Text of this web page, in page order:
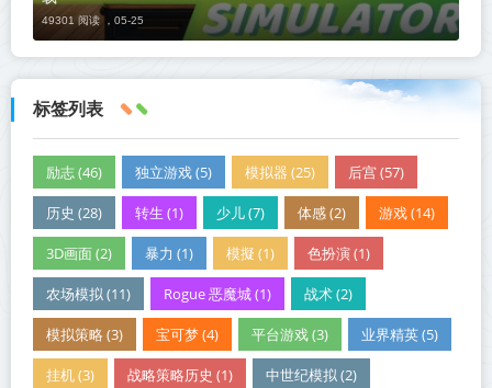
49301 阅读 ， 05-25
标签列表
励志 (46) 独立游戏 (5) 模拟器 (25) 后宫 (57)
历史 (28) 转生 (1) 少儿 (7) 体感 (2) 游戏 (14)
3D画面 (2) 暴力 (1) 模擬 (1) 色扮演 (1)
农场模拟 (11) Rogue 恶魔城 (1) 战术 (2)
模拟策略 (3) 宝可梦 (4) 平台游戏 (3) 业界精英 (5)
挂机 (3) 战略策略历史 (1) 中世纪模拟 (2)